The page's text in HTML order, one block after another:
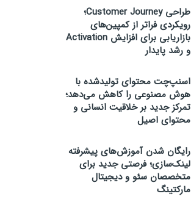
طراحی Customer Journey؛
رویکردی فراتر از کمپین‌های
بازاریابی برای افزایش Activation
و رشد پایدار
اسنپ‌چت محتوای تولیدشده با
هوش مصنوعی را کاهش می‌دهد؛
تمرکز جدید بر خلاقیت انسانی و
محتوای اصیل
رایگان شدن آموزش‌های پیشرفته
لینک‌سازی؛ فرصتی جدید برای
متخصصان سئو و دیجیتال
مارکتینگ